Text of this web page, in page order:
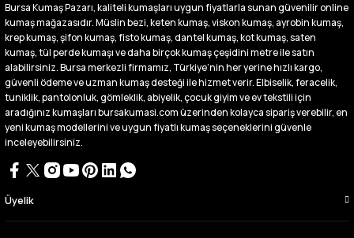
büyük kolaylık emeği geçenlere teşekkür
ediyorum
Abdurrahman Samsur | 24/07/2026
Buradan ikinci alışverişim ikisinden de çok
memnun kaldım teşekkürler.
Büşra Singeç | 02/07/2026
Bursa kumaş pazarından defalarca kumaş
aldım videoda anlatılıp gosterildigi gibi
uygun fiyatlarından ve kalitesinden dolayı
tercih ettiğim kumaşçi
Bursa Kumaş Pazarı, kaliteli kumaşları uygun fiyatlarla sunan güvenilir online
kumaş mağazasıdır. Müslin bezi, keten kumaş, viskon kumaş, ayrobin kumaş,
krep kumaş, şifon kumaş, fisto kumaş, dantel kumaş, kot kumaş, saten
kumaş, tül perde kumaşı ve daha birçok kumaş çeşidini metre ile satın
alabilirsiniz. Bursa merkezli firmamız, Türkiye’nin her yerine hızlı kargo,
güvenli ödeme ve uzman kumaş desteği ile hizmet verir. Elbiselik, feracelik,
tuniklik, pantolonluk, gömleklik, abiyelik, çocuk giyim ve ev tekstili için
aradığınız kumaşları bursakumasi.com üzerinden kolayca sipariş verebilir, en
yeni kumaş modellerini ve uygun fiyatlı kumaş seçeneklerini güvenle
inceleyebilirsiniz.
Üyelik